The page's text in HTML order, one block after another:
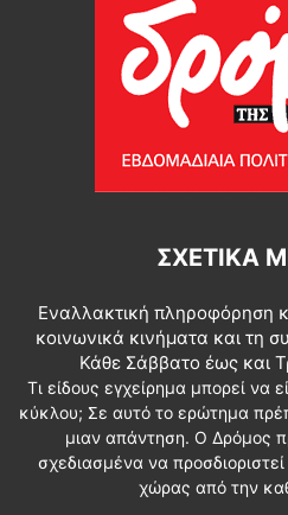
ΣΧΕΤΙΚΆ
Εναλλακτική πληροφόρηση
κοινωνικά κινήματα και τη
Κάθε Σάββατο έως και
Τι είδους εγχείρημα μπορεί να
κύκλου; Σε αυτό το ερώτημα
μιαν απάντηση. Ο Δρόμος
σχεδιασμένα να
χώρας από την